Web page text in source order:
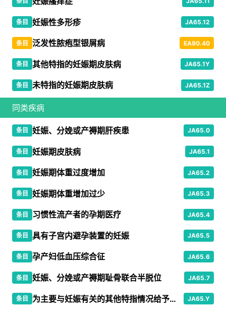
条目 妊娠性多形疹 JA65.12
条目 泛发性脓疱型银屑病 EA90.40
条目 其他特指的妊娠期皮肤病 JA65.1Y
条目 未特指的妊娠期皮肤病 JA65.1Z
同类疾病
条目 妊娠、分娩或产褥期肝疾患 JA65.0
条目 妊娠期皮肤病 JA65.1
条目 妊娠期体重过度增加 JA65.2
条目 妊娠期体重增加过少 JA65.3
条目 习惯性流产者的孕期医疗 JA65.4
条目 具有子宫内避孕装置的妊娠 JA65.5
条目 孕产妇低血压综合征 JA65.6
条目 妊娠、分娩或产褥期耻骨联合半脱位 JA65.7
条目 为主要与妊娠有关的其他特指情况给予的孕产妇医疗 JA65.Y